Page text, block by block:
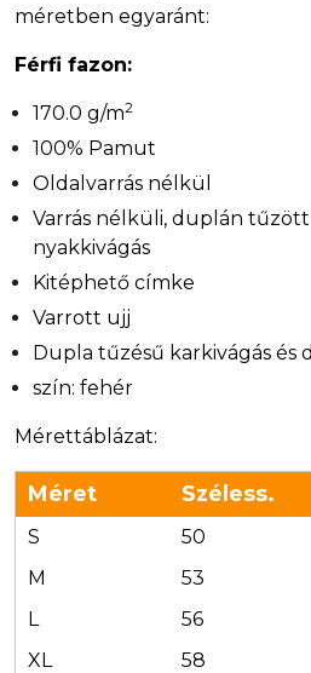
méretben egyaránt:
Férfi fazon:
170.0 g/m2
100% Pamut
Oldalvarrás nélkül
Varrás nélküli, duplán tűzött
nyakkivágás
Kitéphető címke
Varrott ujj
Dupla tűzésű karkivágás és
szín: fehér
Mérettáblázat:
Méret Széless.
S 50
M
53
L
56
XL
58